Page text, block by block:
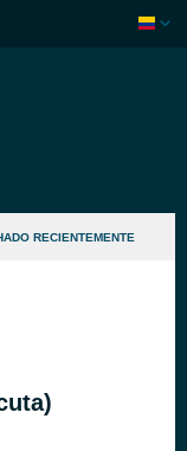
RECIENTEMENTE